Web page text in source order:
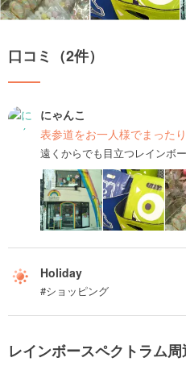
口コミ（2件）
にゃんこ
表参道をお一人様でまったり
遠くからでも目立つレインボー
Holiday
#ショッピング
レインボースペクトラム